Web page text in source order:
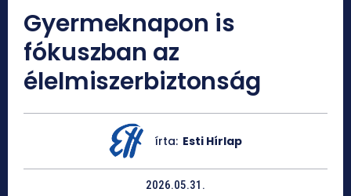
Gyermeknapon is
fókuszban az
élelmiszerbiztonság
írta: Esti Hírlap
2026.05.31.